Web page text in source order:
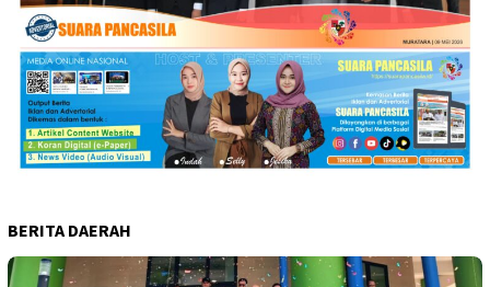
BERITA DAERAH